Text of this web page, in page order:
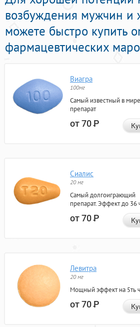
возбуждения мужчин и
можете быстро купить
фармацевтических
Виагра
100мг
Самый известный в мире
препарат
от 70Р
Сиалис
20 мг
Самый долгоиграющий
препарат. Эффект до 36
от 70Р
Левитра
20 мг
Мощный эффект на 5ть
от 70Р